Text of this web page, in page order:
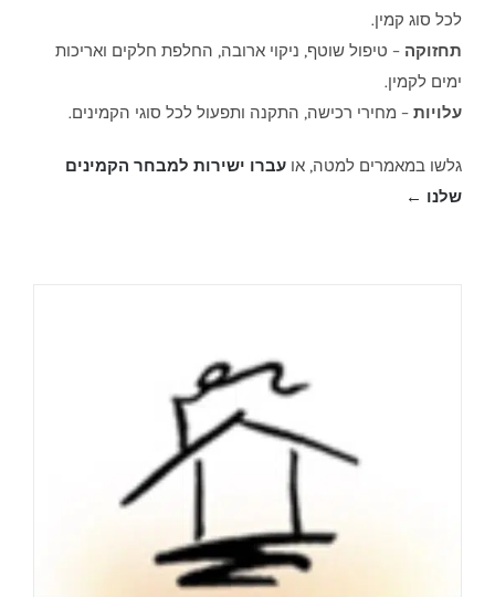
לכל סוג קמין.
תחזוקה – טיפול שוטף, ניקוי ארובה, החלפת חלקים ואריכות
ימים לקמין.
עלויות – מחירי רכישה, התקנה ותפעול לכל סוגי הקמינים.
גלשו במאמרים למטה, או עברו ישירות למבחר הקמינים
שלנו ←